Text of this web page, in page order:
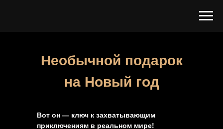
Необычной подарок
на Новый год
Вот он — ключ к захватывающим
приключениям в реальном мире!